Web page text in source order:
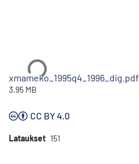
Ladataan...
xmameko_1995q4_1996_dig.pdf
3.95 MB
CC BY 4.0
Lataukset 151